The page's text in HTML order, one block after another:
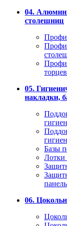
04.
столешниц
05.
накладки,
Базы
Лотки
панель
06.